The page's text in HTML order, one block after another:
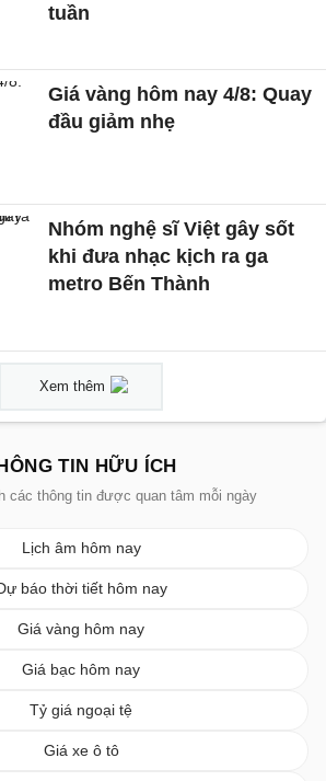
tuần
Giá vàng hôm nay 4/8: Quay
đầu giảm nhẹ
Nhóm nghệ sĩ Việt gây sốt
khi đưa nhạc kịch ra ga
metro Bến Thành
Xem thêm
TIN HỮU ÍCH
các thông tin được quan tâm mỗi ngày
Lịch âm hôm nay
báo thời tiết hôm nay
Giá vàng hôm nay
Giá bạc hôm nay
Tỷ giá ngoại tệ
Giá xe ô tô